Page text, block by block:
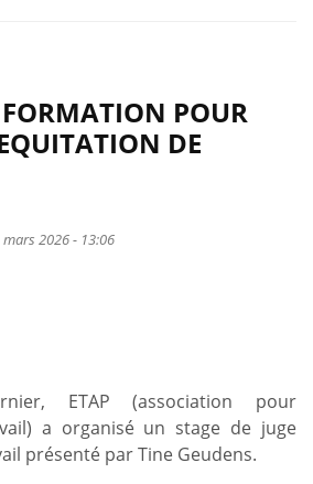
POUR
DE
mars 2026 - 13:06
ETAP (association pour
a organisé un stage de juge
présenté par Tine Geudens.